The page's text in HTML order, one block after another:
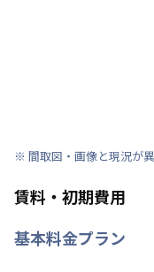
※ 間取図・画像と現況が
賃料・初期費用
基本料金プラン